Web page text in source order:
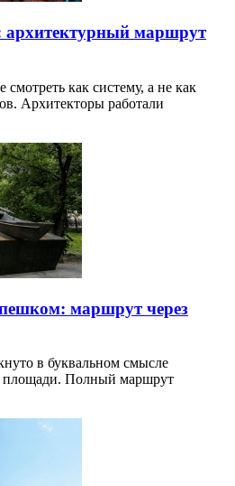
архитектурный маршрут
как систему, а не как
Архитекторы работали
маршрут через
в буквальном смысле
площади. Полный маршрут